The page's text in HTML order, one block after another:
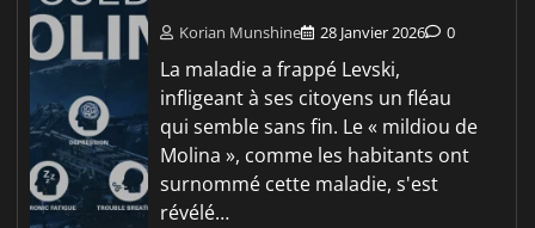
Korian Munshine 28 Janvier 2026 0
La maladie a frappé Levski,
infligeant à ses citoyens un fléau
qui semble sans fin. Le « mildiou de
Molina », comme les habitants ont
surnommé cette maladie, s'est
révélé…